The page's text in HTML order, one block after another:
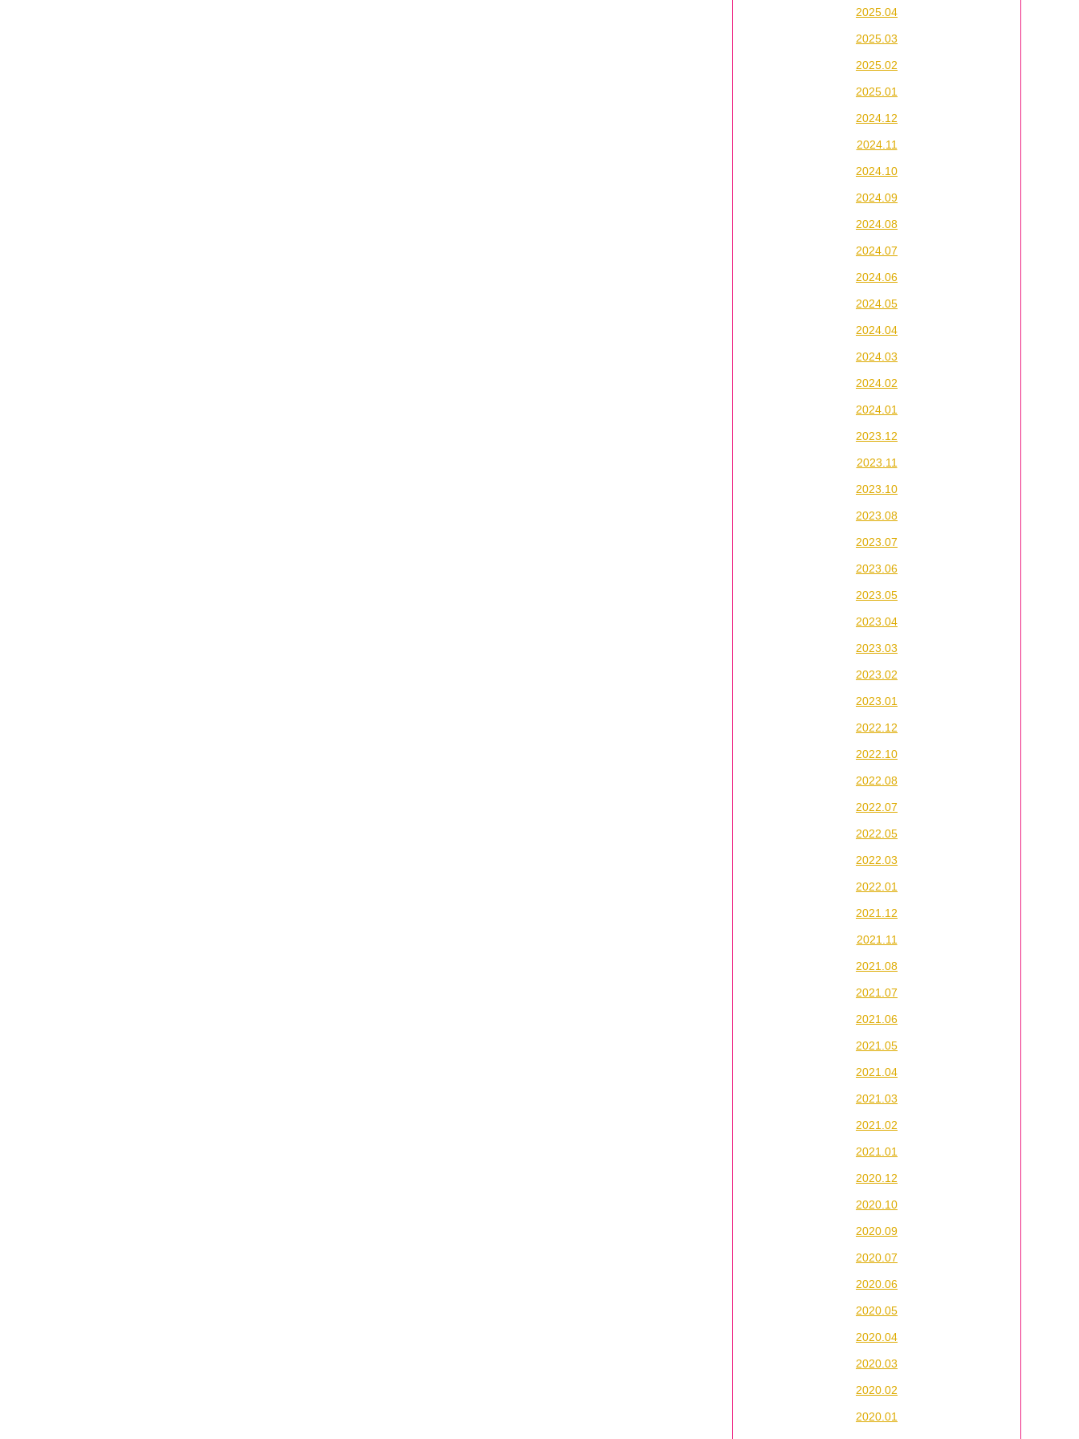
2025.04
2025.03
2025.02
2025.01
2024.12
2024.11
2024.10
2024.09
2024.08
2024.07
2024.06
2024.05
2024.04
2024.03
2024.02
2024.01
2023.12
2023.11
2023.10
2023.08
2023.07
2023.06
2023.05
2023.04
2023.03
2023.02
2023.01
2022.12
2022.10
2022.08
2022.07
2022.05
2022.03
2022.01
2021.12
2021.11
2021.08
2021.07
2021.06
2021.05
2021.04
2021.03
2021.02
2021.01
2020.12
2020.10
2020.09
2020.07
2020.06
2020.05
2020.04
2020.03
2020.02
2020.01